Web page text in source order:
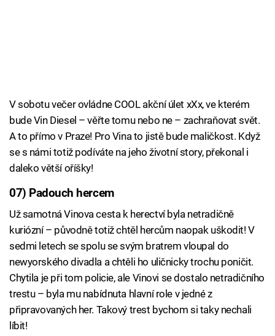
V sobotu večer ovládne COOL akční úlet xXx, ve kterém
bude Vin Diesel – věřte tomu nebo ne – zachraňovat svět.
A to přímo v Praze! Pro Vina to jistě bude maličkost. Když
se s námi totiž podíváte na jeho životní story, překonal i
daleko větší oříšky!
07) Padouch hercem
Už samotná Vinova cesta k herectví byla netradičně
kuriózní – původně totiž chtěl hercům naopak uškodit! V
sedmi letech se spolu se svým bratrem vloupal do
newyorského divadla a chtěli ho uličnicky trochu poničit.
Chytila je při tom policie, ale Vinovi se dostalo netradičního
trestu – byla mu nabídnuta hlavní role v jedné z
připravovaných her. Takový trest bychom si taky nechali
líbit!